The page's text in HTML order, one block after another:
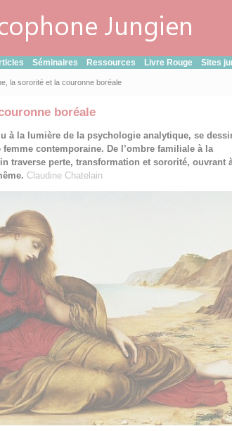
Séminaires Ressources Livre Rouge Sites
la sororité et la couronne boréale
boréale
à la lumière de la psychologie analytique, se
contemporaine. De l’ombre familiale à la
traverse perte, transformation et sororité, ouvrant
Claudine Chatelain